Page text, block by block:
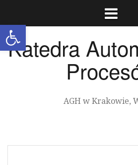
Otwórz pasek narzędzi
treści
Katedra
AGH w Krakowie,